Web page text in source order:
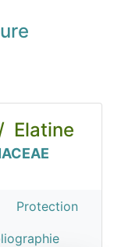
Elatine
Protection